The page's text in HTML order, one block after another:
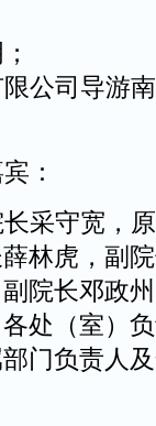
公司导游
：
采守宽，
林虎，副
院长邓政
处（室）
门负责人